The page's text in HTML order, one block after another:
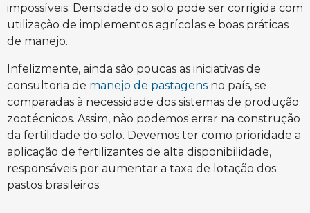
impossíveis. Densidade do solo pode ser corrigida com
utilização de implementos agrícolas e boas práticas
de manejo.
Infelizmente, ainda são poucas as iniciativas de
consultoria de manejo de pastagens no país, se
comparadas à necessidade dos sistemas de produção
zootécnicos. Assim, não podemos errar na construção
da fertilidade do solo. Devemos ter como prioridade a
aplicação de fertilizantes de alta disponibilidade,
responsáveis por aumentar a taxa de lotação dos
pastos brasileiros.